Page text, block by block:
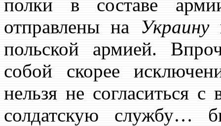
полки в составе
отправлены на Украину
польской армией.
собой скорее
нельзя не согласиться
солдатскую службу…